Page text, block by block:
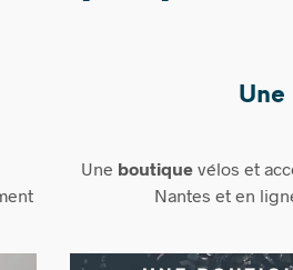
Une boutique vélos et
Nantes et en